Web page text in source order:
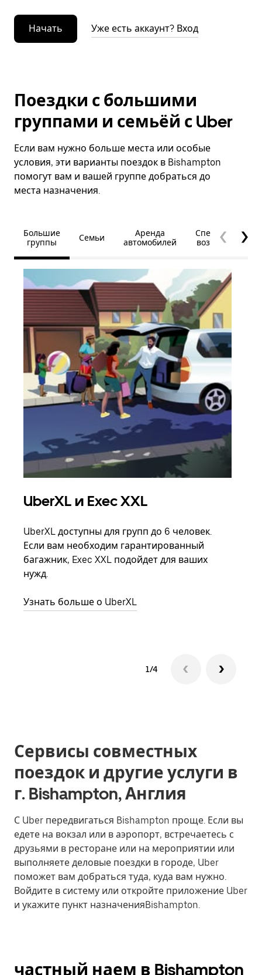
Начать Уже есть аккаунт? Вход
Поездки с большими
группами и семьёй с Uber
Если вам нужно больше места или особые
условия, эти варианты поездок в Bishampton
помогут вам и вашей группе добраться до
места назначения.
Большие
группы
Семьи
Аренда
автомобилей
Специальные
возможности
UberXL и Exec XXL
UberXL доступны для групп до 6 человек.
Если вам необходим гарантированный
багажник, Exec XXL подойдет для ваших
нужд.
Узнать больше о UberXL
1/4
Сервисы совместных
поездок и другие услуги в
г. Bishampton, Англия
С Uber передвигаться Bishampton проще. Если вы
едете на вокзал или в аэропорт, встречаетесь с
друзьями в ресторане или на мероприятии или
выполняете деловые поездки в городе, Uber
поможет вам добраться туда, куда вам нужно.
Войдите в систему или откройте приложение Uber
и укажите пункт назначенияBishampton.
частный наем в Bishampton